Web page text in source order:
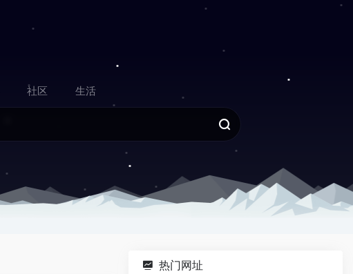
社区 生活
热门网址